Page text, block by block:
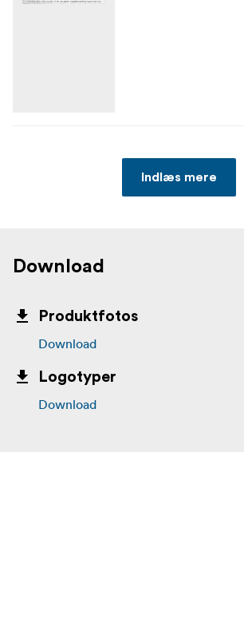
Indlæs mere
Download
Produktfotos
Download
Logotyper
Download